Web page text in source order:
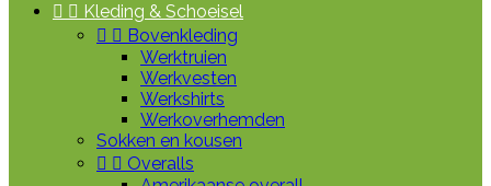
  Kleding & Schoeisel
  Bovenkleding
Werktruien
Werkvesten
Werkshirts
Werkoverhemden
Sokken en kousen
  Overalls